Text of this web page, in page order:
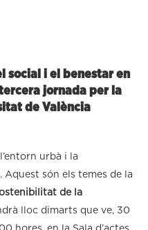
social i el benestar en
jornada per la
de València
urbà i la
són els temes de la
de la
lloc dimarts que ve, 30